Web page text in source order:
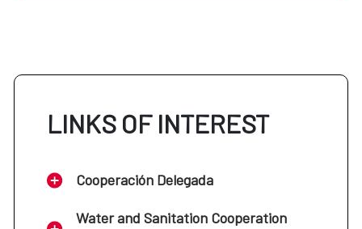
LINKS OF INTEREST
Cooperación Delegada
Water and Sanitation Cooperation